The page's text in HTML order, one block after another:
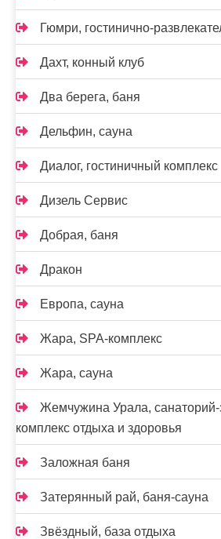
Гюмри, гостинично-
Дахт, конный клуб
Два берега, баня
Дельфин, сауна
Диалог, гостиничный комплекс
Дизель Сервис
Добрая, баня
Дракон
Европа, сауна
Жара, SPA-комплекс
Жара, сауна
Жемчужина Урала, санаторий-
комплекс отдыха и здоровья
Заложная баня
Затерянный рай, баня-сауна
Звёздный, база отдыха